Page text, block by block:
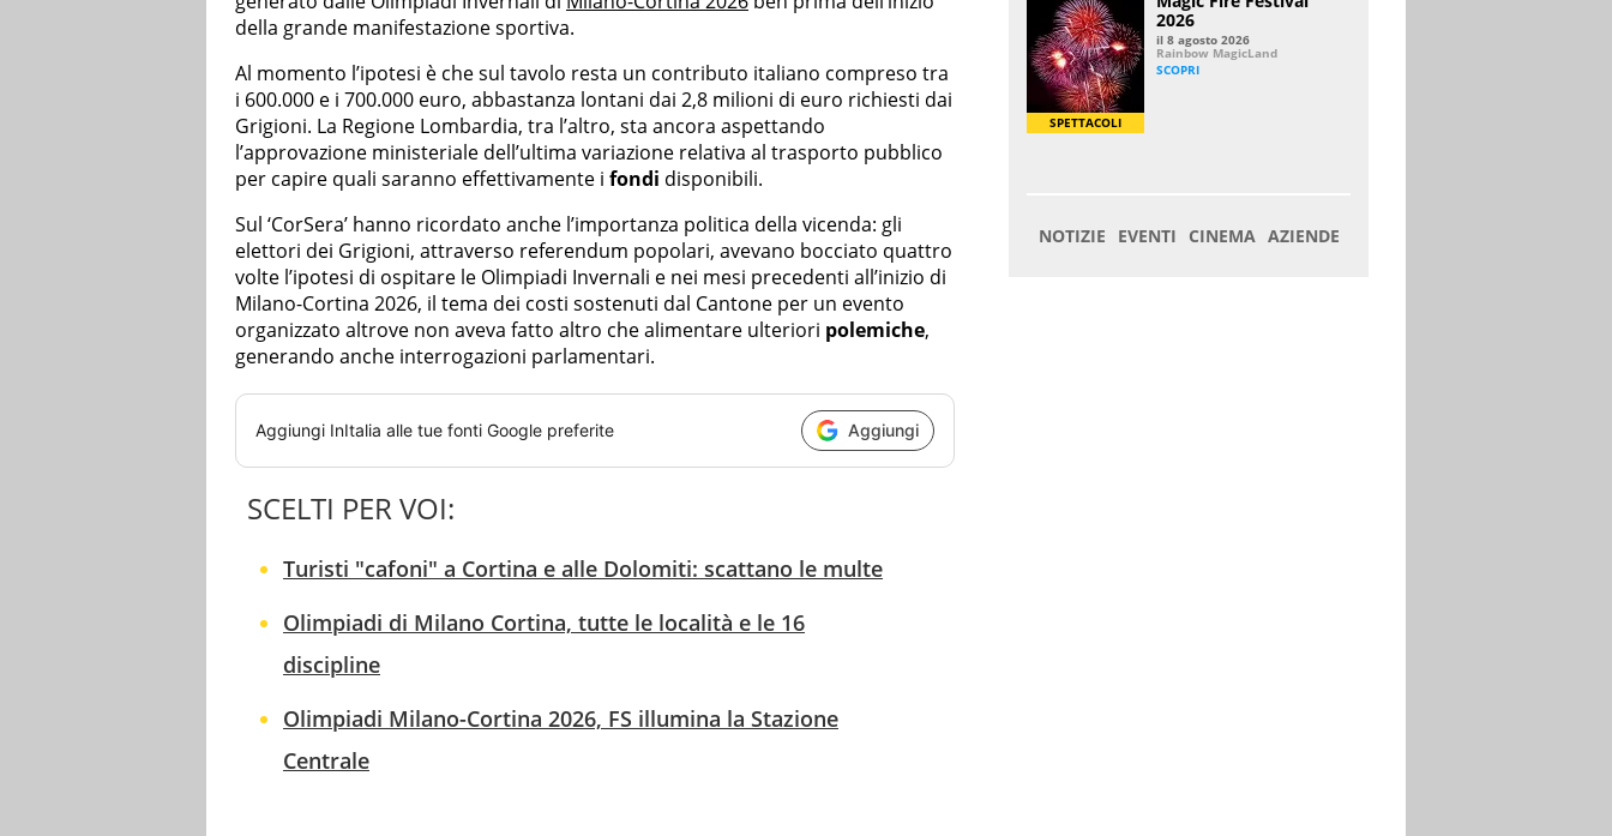
della grande manifestazione sportiva.
Al momento l’ipotesi è che sul tavolo resta un contributo italiano compreso tra
i 600.000 e i 700.000 euro, abbastanza lontani dai 2,8 milioni di euro richiesti dai
Grigioni. La Regione Lombardia, tra l’altro, sta ancora aspettando
l’approvazione ministeriale dell’ultima variazione relativa al trasporto pubblico
per capire quali saranno effettivamente i fondi disponibili.
Sul ‘CorSera’ hanno ricordato anche l’importanza politica della vicenda: gli
elettori dei Grigioni, attraverso referendum popolari, avevano bocciato quattro
volte l’ipotesi di ospitare le Olimpiadi Invernali e nei mesi precedenti all’inizio di
Milano-Cortina 2026, il tema dei costi sostenuti dal Cantone per un evento
organizzato altrove non aveva fatto altro che alimentare ulteriori polemiche,
generando anche interrogazioni parlamentari.
Aggiungi InItalia alle tue fonti Google preferite Aggiungi
SCELTI PER VOI:
Turisti "cafoni" a Cortina e alle Dolomiti: scattano le multe
Olimpiadi di Milano Cortina, tutte le località e le 16
discipline
Olimpiadi Milano-Cortina 2026, FS illumina la Stazione
Centrale